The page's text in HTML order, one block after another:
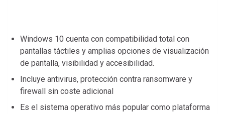
Windows 10 cuenta con compatibilidad total con
pantallas táctiles y amplias opciones de visualización
de pantalla, visibilidad y accesibilidad.
Incluye antivirus, protección contra ransomware y
firewall sin coste adicional
Es el sistema operativo más popular como plataforma